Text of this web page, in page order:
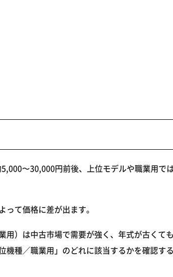
〜30,000円前後、上位モデルや職業用で
て価格に差が出ます。
）は中古市場で需要が強く、年式が古くて
種／職業用」のどれに該当するかを確認す